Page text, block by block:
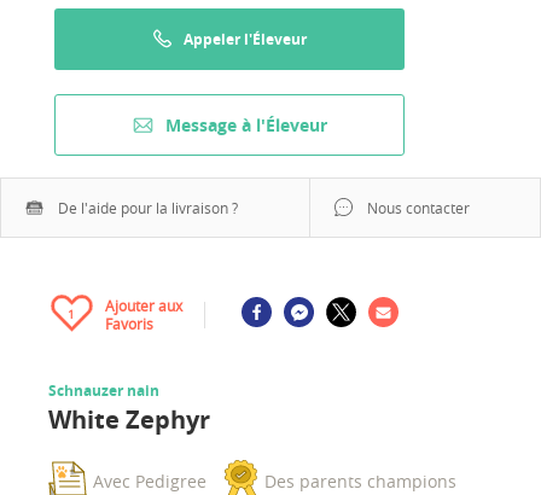
Appeler l'Éleveur
Message à l'Éleveur
De l'aide pour la livraison ? Nous contacter
1
Ajouter aux
Favoris
Schnauzer nain
White Zephyr
Avec Pedigree Des parents champions